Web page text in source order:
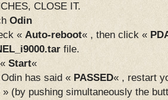
CLOSE IT.
Odin
« Auto-reboot« , then click «
file.
Start«
has said « PASSED« , restart
» (by pushing simultaneously the